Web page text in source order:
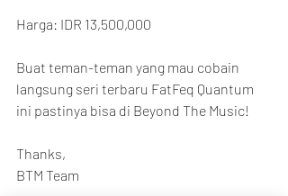
Harga: IDR 13,500,000
Buat teman-teman yang mau cobain
langsung seri terbaru FatFeq Quantum
ini pastinya bisa di Beyond The Music!
Thanks,
BTM Team